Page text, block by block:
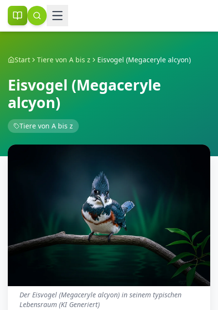
Start Tiere von A bis z Eisvogel (Megaceryle alcyon)
Eisvogel (Megaceryle
alcyon)
Tiere von A bis z
Der Eisvogel (Megaceryle alcyon) in seinem typischen
Lebensraum (KI Generiert)